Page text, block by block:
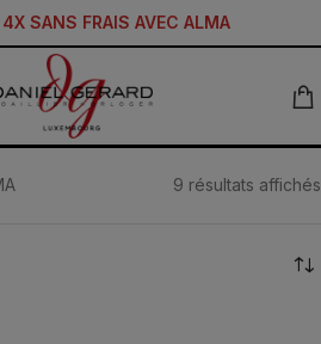
SANS FRAIS AVEC ALMA
9 résultats affichés